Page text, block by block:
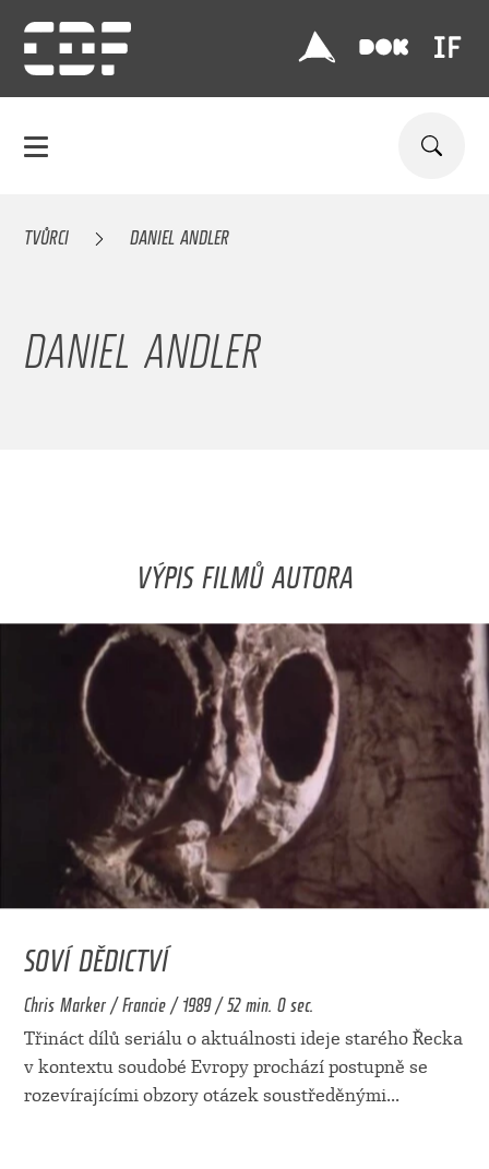
TVŮRCI DANIEL ANDLER
DANIEL ANDLER
VÝPIS FILMŮ AUTORA
SOVÍ DĚDICTVÍ
Chris Marker / Francie / 1989 / 52 min. 0 sec.
Třináct dílů seriálu o aktuálnosti ideje starého Řecka
v kontextu soudobé Evropy prochází postupně se
rozevírajícími obzory otázek soustředěnými...